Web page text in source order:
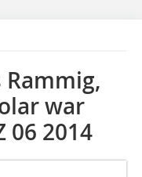
war
06 2014